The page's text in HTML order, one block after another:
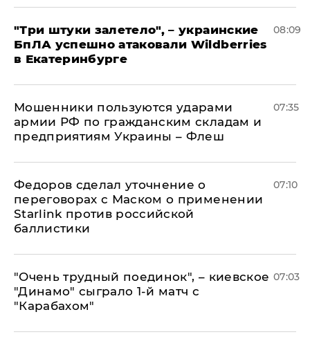
"Три штуки залетело", – украинские
БпЛА успешно атаковали Wildberries
в Екатеринбурге
08:09
Мошенники пользуются ударами
армии РФ по гражданским складам и
предприятиям Украины – Флеш
07:35
Федоров сделал уточнение о
переговорах с Маском о применении
Starlink против российской
баллистики
07:10
"Очень трудный поединок", – киевское
"Динамо" сыграло 1-й матч с
"Карабахом"
07:03